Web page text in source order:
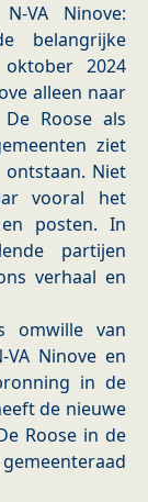
VA Ninove:
belangrijke
oktober 2024
alleen naar
Roose als
ziet
Niet
vooral het
posten. In
partijen
verhaal en
omwille van
Ninove en
in de
de nieuwe
Roose in de